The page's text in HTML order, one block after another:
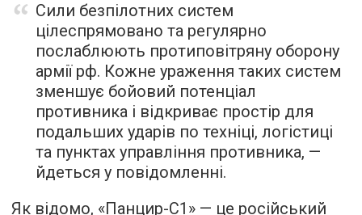
Сили безпілотних систем
цілеспрямовано та регулярно
послаблюють протиповітряну оборону
армії рф. Кожне ураження таких систем
зменшує бойовий потенціал
противника і відкриває простір для
подальших ударів по техніці, логістиці
та пунктах управління противника, —
йдеться у повідомленні.
Як відомо, «Панцир-С1» — це російський